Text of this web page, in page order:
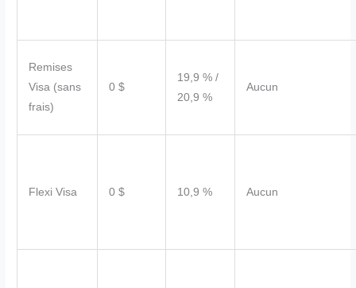
Remises
Visa (sans
frais)
0 $
19,9 % /
20,9 %
Aucun
Flexi Visa 0 $ 10,9 % Aucun